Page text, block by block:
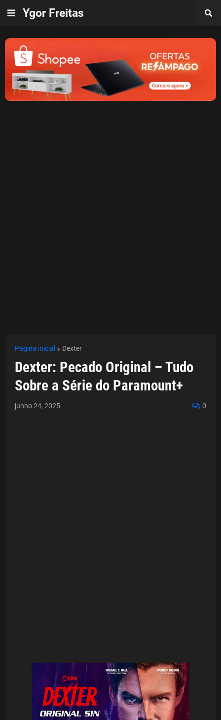
Ygor Freitas
Página inicial Dexter
Dexter: Pecado Original – Tudo
Sobre a Série do Paramount+
junho 24, 2025 0